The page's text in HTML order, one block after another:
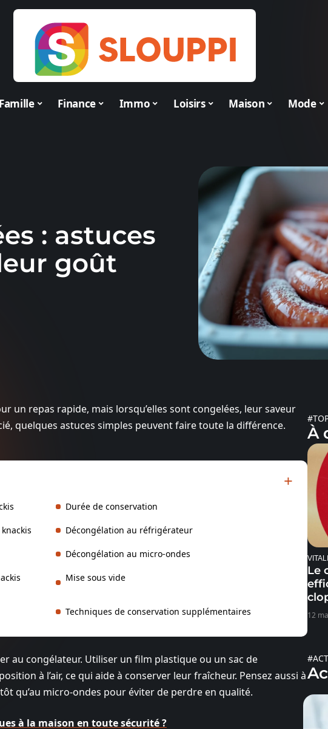
Famille Finance Immo Loisirs Maison Mode
: astuces
goût
un repas rapide, mais lorsqu’elles sont congelées, leur saveur
quelques astuces simples peuvent faire toute la différence.
Durée de conservation
Décongélation au réfrigérateur
Décongélation au micro-ondes
Mise sous vide
Techniques de conservation supplémentaires
au congélateur. Utiliser un film plastique ou un sac de
à l’air, ce qui aide à conserver leur fraîcheur. Pensez aussi à
qu’au micro-ondes pour éviter de perdre en qualité.
à la maison en toute sécurité ?
À
Le
12